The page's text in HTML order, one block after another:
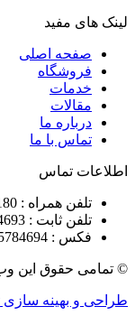
اصلی
ما
با ما
: 09123084180
: 55784693 - 021
این وب سایت
سازی توسط